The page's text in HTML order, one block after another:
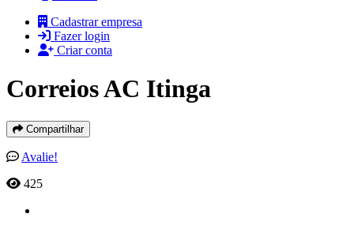
Cadastrar empresa
Fazer login
Criar conta
Correios AC Itinga
Compartilhar
Avalie!
425